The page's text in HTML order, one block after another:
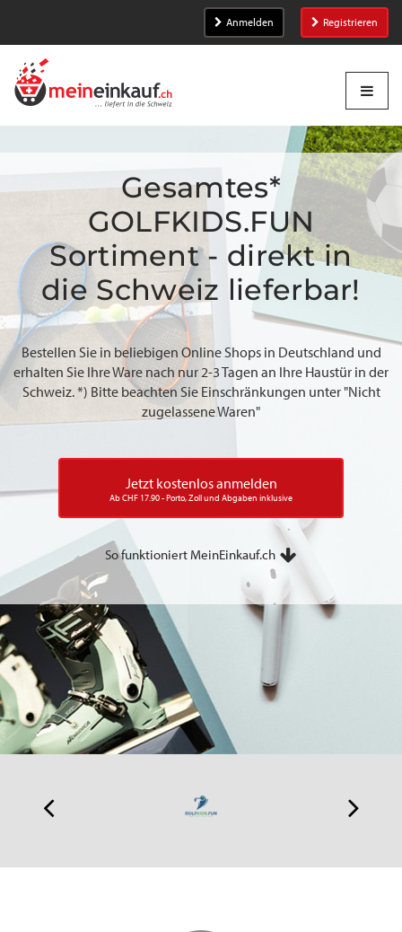
Anmelden Registrieren
Gesamtes*
GOLFKIDS.FUN
Sortiment - direkt in
die Schweiz lieferbar!
Bestellen Sie in beliebigen Online Shops in Deutschland und
erhalten Sie Ihre Ware nach nur 2-3 Tagen an Ihre Haustür in der
Schweiz. *) Bitte beachten Sie Einschränkungen unter "Nicht
zugelassene Waren"
Jetzt kostenlos anmelden
Ab CHF 17.90 - Porto, Zoll und Abgaben inklusive
So funktioniert MeinEinkauf.ch